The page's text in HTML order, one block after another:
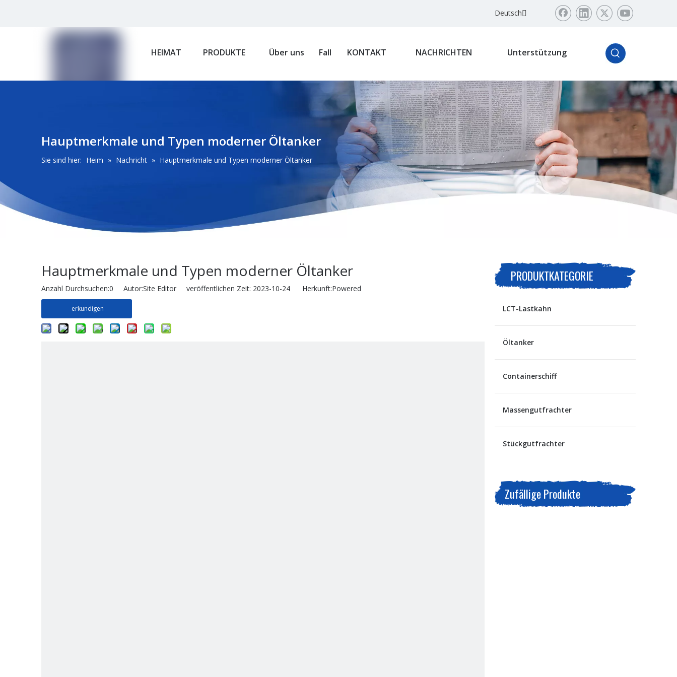
Deutsch
HEIMAT PRODUKTE Über uns Fall KONTAKT NACHRICHTEN Unterstützung
Hauptmerkmale und Typen moderner Öltanker
Sie sind hier: Heim » Nachricht » Hauptmerkmale und Typen moderner Öltanker
Hauptmerkmale und Typen moderner Öltanker
Anzahl Durchsuchen:0 Autor:Site Editor veröffentlichen Zeit: 2023-10-24 Herkunft:Powered
erkundigen
PRODUKTKATEGORIE
LCT-Lastkahn
Öltanker
Containerschiff
Massengutfrachter
Stückgutfrachter
Zufällige Produkte